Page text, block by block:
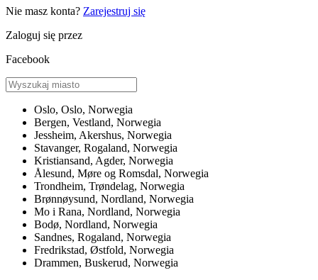
Nie masz konta? Zarejestruj się
Zaloguj się przez
Facebook
Oslo, Oslo, Norwegia
Bergen, Vestland, Norwegia
Jessheim, Akershus, Norwegia
Stavanger, Rogaland, Norwegia
Kristiansand, Agder, Norwegia
Ålesund, Møre og Romsdal, Norwegia
Trondheim, Trøndelag, Norwegia
Brønnøysund, Nordland, Norwegia
Mo i Rana, Nordland, Norwegia
Bodø, Nordland, Norwegia
Sandnes, Rogaland, Norwegia
Fredrikstad, Østfold, Norwegia
Drammen, Buskerud, Norwegia